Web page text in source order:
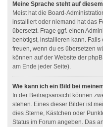
Meine Sprache steht auf
Meist hat die Board-
installiert oder niemand hat das
übersetzt. Frage ggf. einen
benötigst, installieren kann.
freuen, wenn du es übersetzen
können auf der Website der
am Ende jeder Seite).
Wie kann ich ein Bild bei
In der Beitragsansicht können
stehen. Eines dieser Bilder ist
dies Sterne, Kästchen oder
Status im Forum angeben. Das